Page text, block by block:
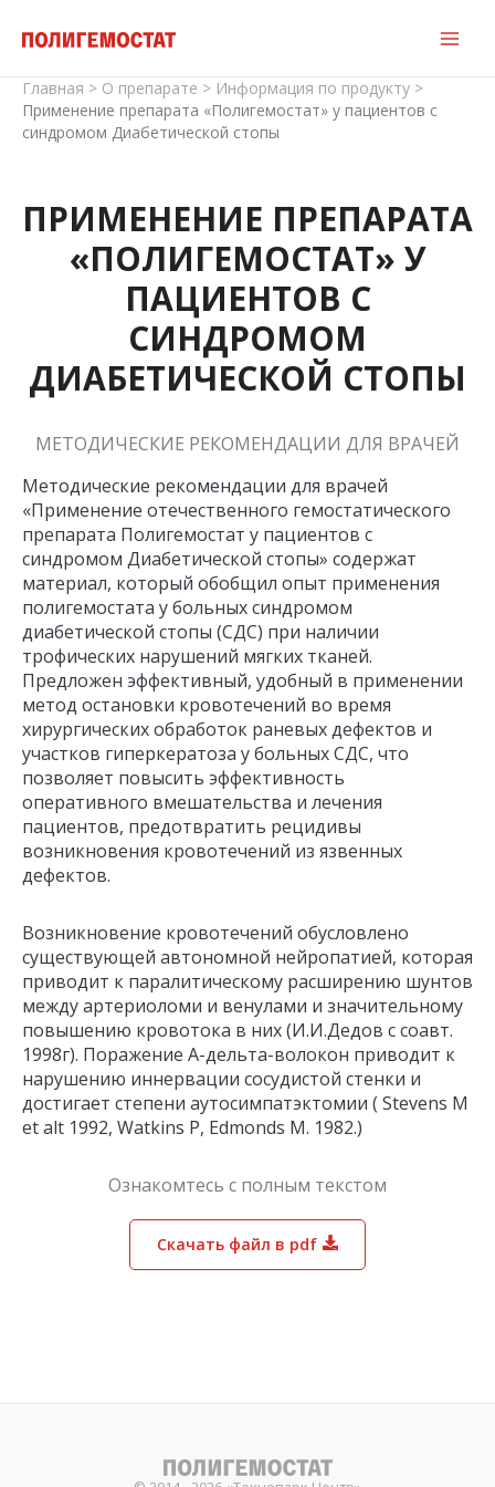
содержимому
Главная > О препарате > Информация по продукту >
Применение препарата «Полигемостат» у пациентов с
синдромом Диабетической стопы
ПРИМЕНЕНИЕ ПРЕПАРАТА
«ПОЛИГЕМОСТАТ» У
ПАЦИЕНТОВ С
СИНДРОМОМ
ДИАБЕТИЧЕСКОЙ СТОПЫ
МЕТОДИЧЕСКИЕ РЕКОМЕНДАЦИИ ДЛЯ ВРАЧЕЙ
Методические рекомендации для врачей
«Применение отечественного гемостатического
препарата Полигемостат у пациентов с
синдромом Диабетической стопы» содержат
материал, который обобщил опыт применения
полигемостата у больных синдромом
диабетической стопы (СДС) при наличии
трофических нарушений мягких тканей.
Предложен эффективный, удобный в применении
метод остановки кровотечений во время
хирургических обработок раневых дефектов и
участков гиперкератоза у больных СДС, что
позволяет повысить эффективность
оперативного вмешательства и лечения
пациентов, предотвратить рецидивы
возникновения кровотечений из язвенных
дефектов.
Возникновение кровотечений обусловлено
существующей автономной нейропатией, которая
приводит к паралитическому расширению шунтов
между артериоломи и венулами и значительному
повышению кровотока в них (И.И.Дедов с соавт.
1998г). Поражение А-дельта-волокон приводит к
нарушению иннервации сосудистой стенки и
достигает степени аутосимпатэктомии ( Stevens M
et alt 1992, Watkins P, Edmonds M. 1982.)
Ознакомтесь с полным текстом
Скачать файл в pdf